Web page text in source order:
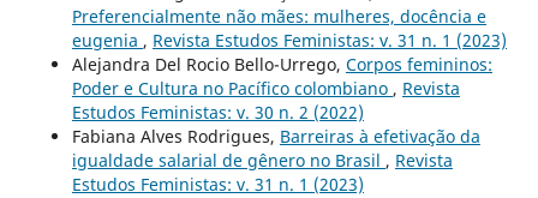
Preferencialmente não mães: mulheres, docência e
eugenia , Revista Estudos Feministas: v. 31 n. 1 (2023)
Alejandra Del Rocio Bello-Urrego, Corpos femininos:
Poder e Cultura no Pacífico colombiano , Revista
Estudos Feministas: v. 30 n. 2 (2022)
Fabiana Alves Rodrigues, Barreiras à efetivação da
igualdade salarial de gênero no Brasil , Revista
Estudos Feministas: v. 31 n. 1 (2023)